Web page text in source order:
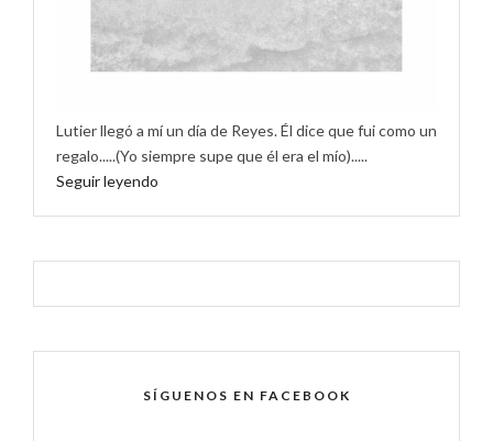
Lutier llegó a mí un día de Reyes. Él dice que fui como un
regalo.....(Yo siempre supe que él era el mío).....
Seguir leyendo
SÍGUENOS EN FACEBOOK